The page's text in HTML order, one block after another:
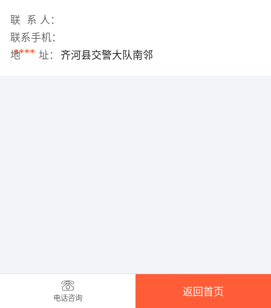
联 系 人：
联系手机：
****
地 址： 齐河县交警大队南邻
电话咨询
返回首页